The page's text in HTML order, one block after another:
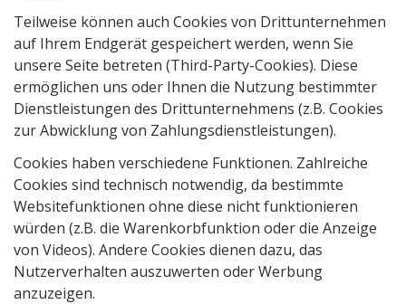
Teilweise können auch Cookies von Drittunternehmen
auf Ihrem Endgerät gespeichert werden, wenn Sie
unsere Seite betreten (Third-Party-Cookies). Diese
ermöglichen uns oder Ihnen die Nutzung bestimmter
Dienstleistungen des Drittunternehmens (z.B. Cookies
zur Abwicklung von Zahlungsdienstleistungen).
Cookies haben verschiedene Funktionen. Zahlreiche
Cookies sind technisch notwendig, da bestimmte
Websitefunktionen ohne diese nicht funktionieren
würden (z.B. die Warenkorbfunktion oder die Anzeige
von Videos). Andere Cookies dienen dazu, das
Nutzerverhalten auszuwerten oder Werbung
anzuzeigen.